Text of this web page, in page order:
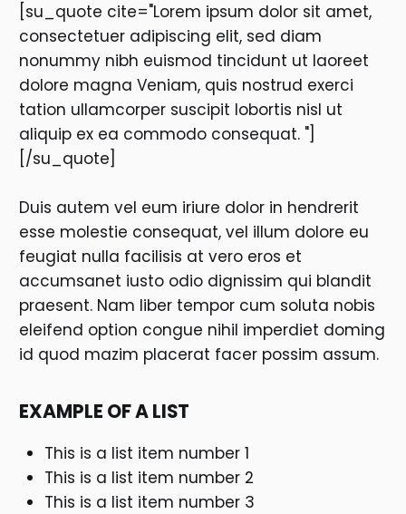
[su_quote cite="Lorem ipsum dolor sit amet,
consectetuer adipiscing elit, sed diam
nonummy nibh euismod tincidunt ut laoreet
dolore magna Veniam, quis nostrud exerci
tation ullamcorper suscipit lobortis nisl ut
aliquip ex ea commodo consequat. "]
[/su_quote]
Duis autem vel eum iriure dolor in hendrerit
esse molestie consequat, vel illum dolore eu
feugiat nulla facilisis at vero eros et
accumsanet iusto odio dignissim qui blandit
praesent. Nam liber tempor cum soluta nobis
eleifend option congue nihil imperdiet doming
id quod mazim placerat facer possim assum.
EXAMPLE OF A LIST
This is a list item number 1
This is a list item number 2
This is a list item number 3